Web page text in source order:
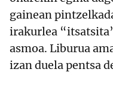
gainean
irakurlea
asmoa. Liburua
izan duela pentsa